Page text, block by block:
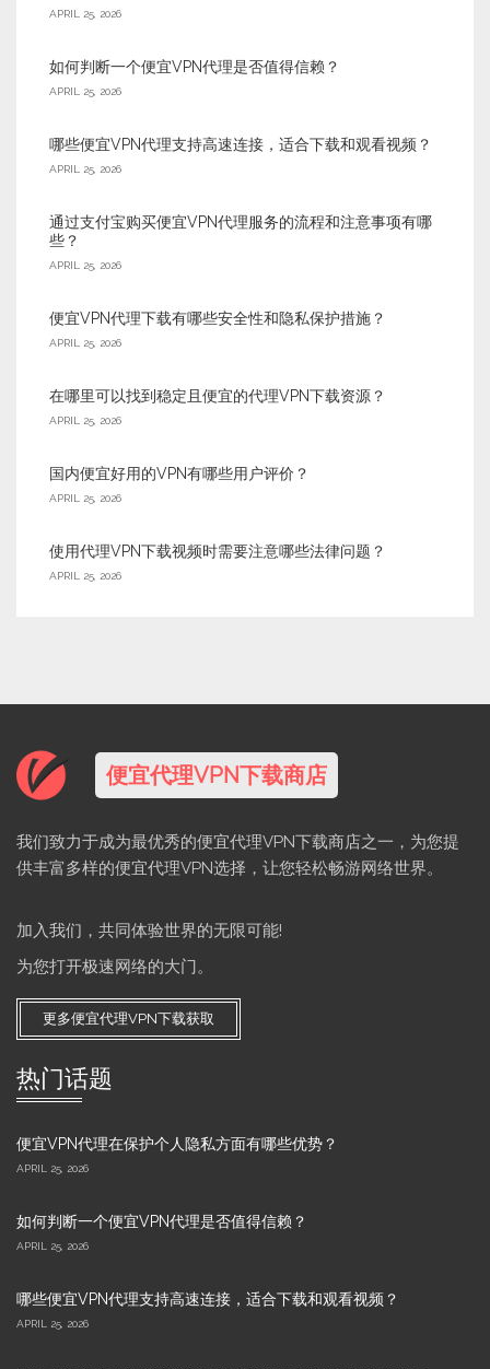
APRIL 25, 2026
如何判断一个便宜VPN代理是否值得信赖？
APRIL 25, 2026
哪些便宜VPN代理支持高速连接，适合下载和观看视频？
APRIL 25, 2026
通过支付宝购买便宜VPN代理服务的流程和注意事项有哪
些？
APRIL 25, 2026
便宜VPN代理下载有哪些安全性和隐私保护措施？
APRIL 25, 2026
在哪里可以找到稳定且便宜的代理VPN下载资源？
APRIL 25, 2026
国内便宜好用的VPN有哪些用户评价？
APRIL 25, 2026
使用代理VPN下载视频时需要注意哪些法律问题？
APRIL 25, 2026
便宜代理VPN下载商店
我们致力于成为最优秀的便宜代理VPN下载商店之一，为您提
供丰富多样的便宜代理VPN选择，让您轻松畅游网络世界。
加入我们，共同体验世界的无限可能!
为您打开极速网络的大门。
更多便宜代理VPN下载获取
热门话题
便宜VPN代理在保护个人隐私方面有哪些优势？
APRIL 25, 2026
如何判断一个便宜VPN代理是否值得信赖？
APRIL 25, 2026
哪些便宜VPN代理支持高速连接，适合下载和观看视频？
APRIL 25, 2026